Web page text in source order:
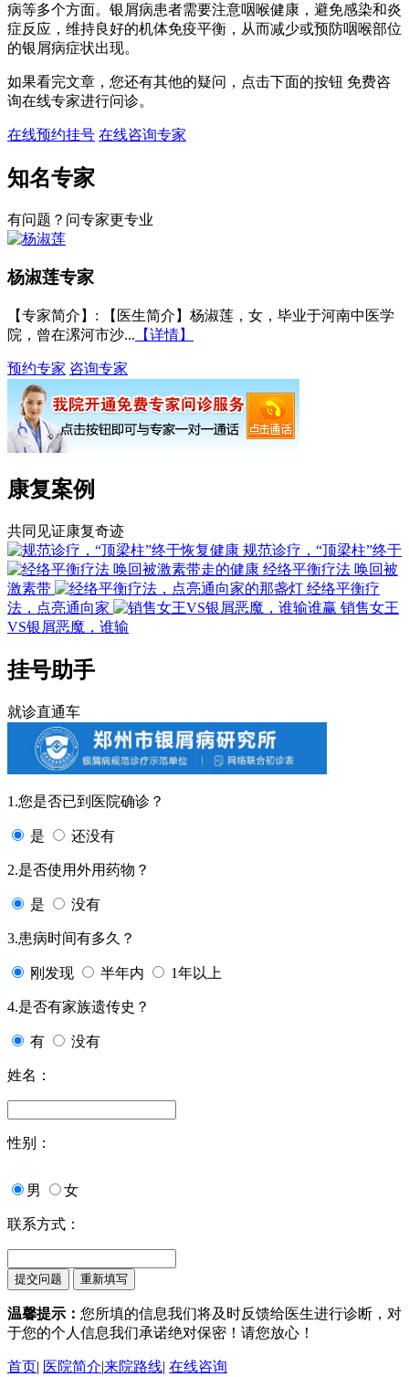
病等多个方面。银屑病患者需要注意咽喉健康，避免感染和炎
症反应，维持良好的机体免疫平衡，从而减少或预防咽喉部位
的银屑病症状出现。
如果看完文章，您还有其他的疑问，点击下面的按钮 免费咨
询在线专家进行问诊。
在线预约挂号 在线咨询专家
知名专家
有问题？问专家更专业
杨淑莲专家
【专家简介】 : 【医生简介】杨淑莲，女，毕业于河南中医学
院，曾在漯河市沙... 【详情】
预约专家 咨询专家
康复案例
共同见证康复奇迹
规范诊疗，“顶梁柱”终于
经络平衡疗法 唤回被
激素带
经络平衡疗
法，点亮通向家
销售女王
VS银屑恶魔，谁输
挂号助手
就诊直通车
1.您是否已到医院确诊？
是 还没有
2.是否使用外用药物？
是 没有
3.患病时间有多久？
刚发现 半年内 1年以上
4.是否有家族遗传史？
有 没有
姓名：
性别：
男 女
联系方式：
温馨提示： 您所填的信息我们将及时反馈给医生进行诊断，对
于您的个人信息我们承诺绝对保密！请您放心！
首页| 医院简介|来院路线| 在线咨询